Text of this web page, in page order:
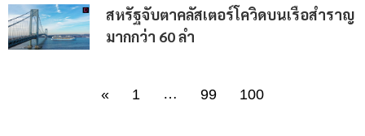
สหรัฐจับตาคลัสเตอร์โควิดบนเรือสำราญ
มากกว่า 60 ลำ
« 1 … 99 100